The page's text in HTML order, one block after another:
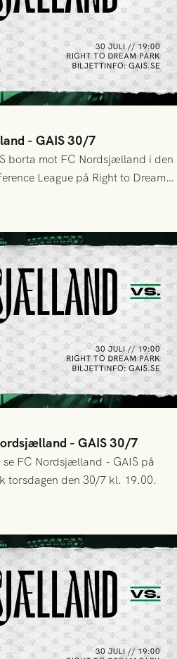
- GAIS 30/7
borta mot FC Nordsjælland i den
League på Right to Dream
har tagit ut följande
- GAIS 30/7
FC Nordsjælland - GAIS på
torsdagen den 30/7 kl. 19.00.